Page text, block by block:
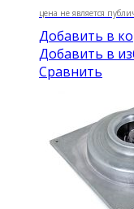
цена не является
Добавить в
Добавить в
Сравнить